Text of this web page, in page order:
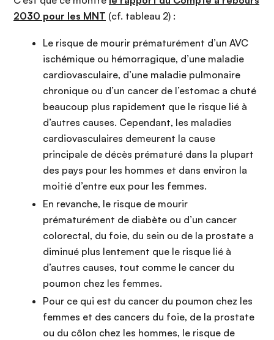
2030 pour les MNT (cf. tableau 2) :
Le risque de mourir prématurément d’un AVC
ischémique ou hémorragique, d’une maladie
cardiovasculaire, d’une maladie pulmonaire
chronique ou d’un cancer de l’estomac a chuté
beaucoup plus rapidement que le risque lié à
d’autres causes. Cependant, les maladies
cardiovasculaires demeurent la cause
principale de décès prématuré dans la plupart
des pays pour les hommes et dans environ la
moitié d’entre eux pour les femmes.
En revanche, le risque de mourir
prématurément de diabète ou d’un cancer
colorectal, du foie, du sein ou de la prostate a
diminué plus lentement que le risque lié à
d’autres causes, tout comme le cancer du
poumon chez les femmes.
Pour ce qui est du cancer du poumon chez les
femmes et des cancers du foie, de la prostate
ou du côlon chez les hommes, le risque de